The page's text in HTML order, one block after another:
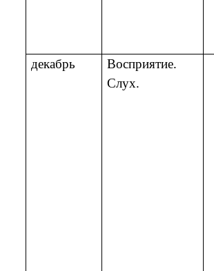
декабрь
Восприятие.
Слух.